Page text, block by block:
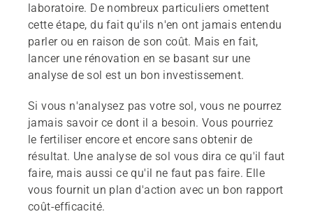
laboratoire. De nombreux particuliers omettent
cette étape, du fait qu'ils n'en ont jamais entendu
parler ou en raison de son coût. Mais en fait,
lancer une rénovation en se basant sur une
analyse de sol est un bon investissement.
Si vous n'analysez pas votre sol, vous ne pourrez
jamais savoir ce dont il a besoin. Vous pourriez
le fertiliser encore et encore sans obtenir de
résultat. Une analyse de sol vous dira ce qu'il faut
faire, mais aussi ce qu'il ne faut pas faire. Elle
vous fournit un plan d'action avec un bon rapport
coût-efficacité.